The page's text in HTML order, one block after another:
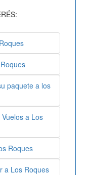
paquete a los
a Los
Roques
a Los Roques